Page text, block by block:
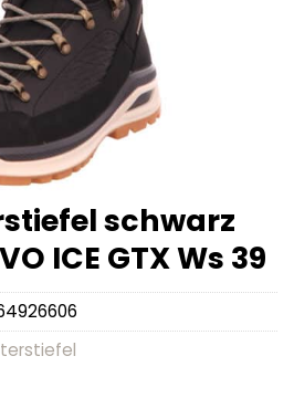
schwarz
ICE GTX Ws 39